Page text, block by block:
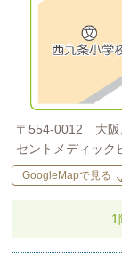
〒554-0012 大
セントメディック
GoogleMapで見る
1